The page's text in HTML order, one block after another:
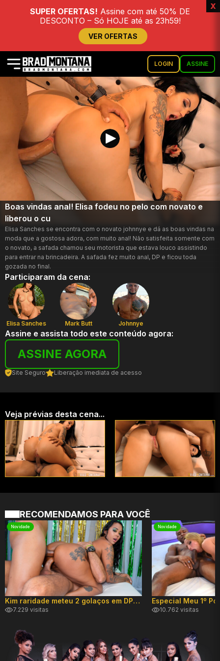
SUPER OFERTAS! Assine com até 50% DE
DESCONTO – Só HOJE até as 23h59!
VER OFERTAS
x
LOGIN ASSINE
Boas vindas anal! Elisa fodeu no pelo com novato e
liberou o cu
Elisa Sanches se encontra com o novato johnnye e dá as boas vindas na
moda que a gostosa adora, com muito anal! Não satisfeita somente com
o novato, a safada chamou seu motorista que estava louco assistindo
para entrar na brincadeira. A safada fez muito anal, DP e ficou toda
gozada no final.
Participaram da cena:
Elisa Sanches Mark Butt Johnnye
Assine e assista todo este conteúdo agora:
ASSINE AGORA
Site Seguro Liberação imediata de acesso
Veja prévias desta cena...
RECOMENDAMOS PARA VOCÊ
Novidade
Kim raridade meteu 2 golaços em DP hard!
7.229 visitas
Novidade
10.762 visitas